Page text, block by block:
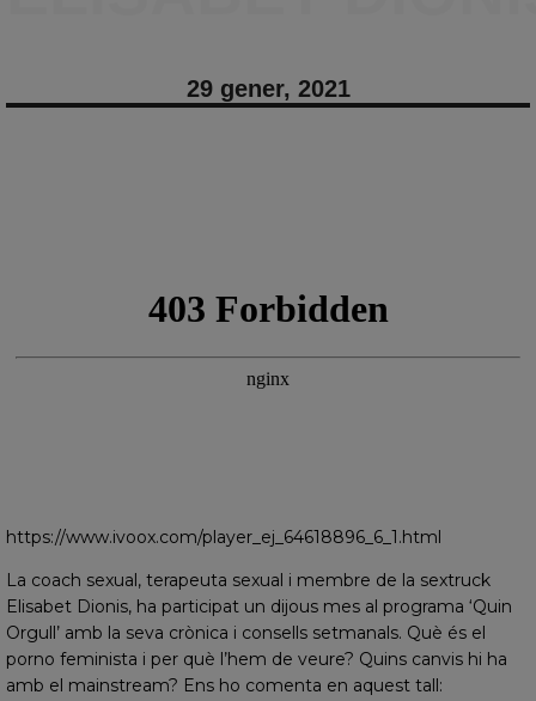
29 gener, 2021
https://www.ivoox.com/player_ej_64618896_6_1.html
La coach sexual, terapeuta sexual i membre de la sextruck
Elisabet Dionis, ha participat un dijous mes al programa ‘Quin
Orgull’ amb la seva crònica i consells setmanals. Què és el
porno feminista i per què l’hem de veure? Quins canvis hi ha
amb el mainstream? Ens ho comenta en aquest tall: